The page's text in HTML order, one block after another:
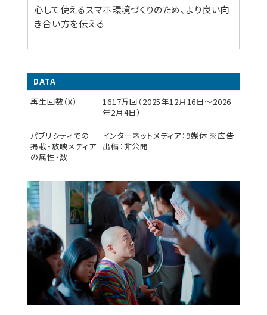
心して使えるスマホ環境づくりのため、より良い向
き合い方を伝える
DATA
再生回数（X）
1617万回（2025年12月16日～2026
年2月4日）
パブリシティでの
掲載・放映メディア
の属性・数
インターネットメディア：9媒体 ※広告
出稿：非公開